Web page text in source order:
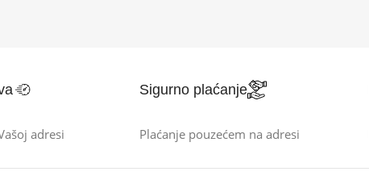
adresi
Sigurno plaćanje
Plaćanje pouzećem na adresi